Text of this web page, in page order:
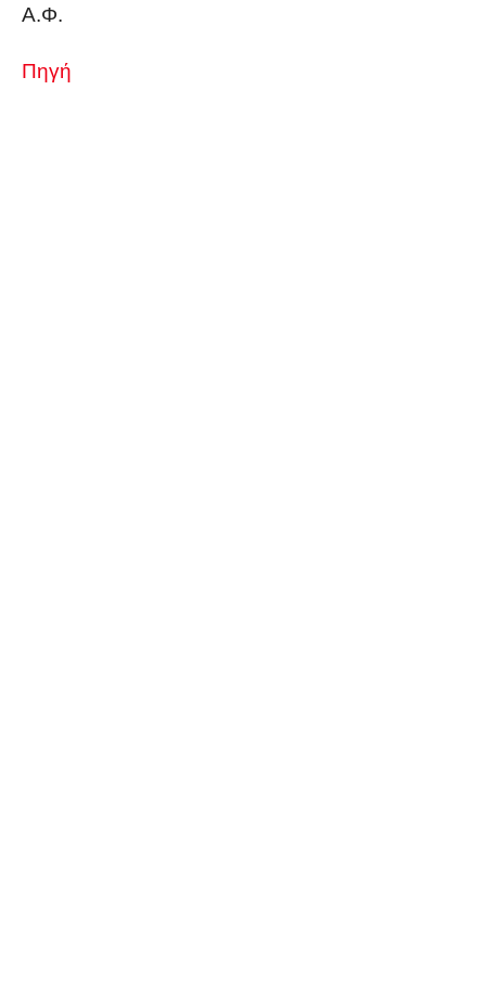
Α.Φ.
Πηγή